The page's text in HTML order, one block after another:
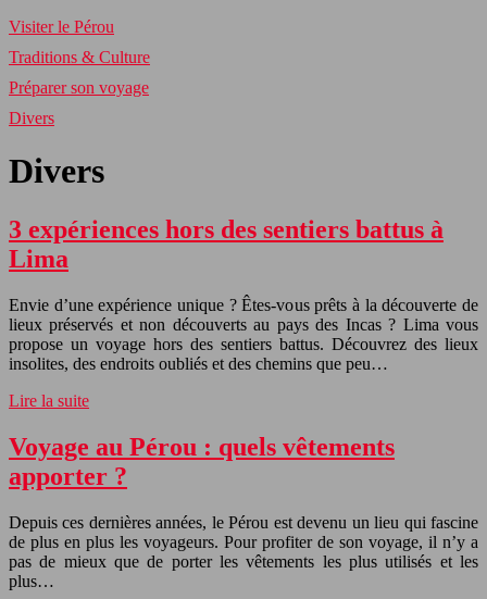
Visiter le Pérou
Traditions & Culture
Préparer son voyage
Divers
Divers
3 expériences hors des sentiers battus à
Lima
Envie d’une expérience unique ? Êtes-vous prêts à la découverte de
lieux préservés et non découverts au pays des Incas ? Lima vous
propose un voyage hors des sentiers battus. Découvrez des lieux
insolites, des endroits oubliés et des chemins que peu…
Lire la suite
Voyage au Pérou : quels vêtements
apporter ?
Depuis ces dernières années, le Pérou est devenu un lieu qui fascine
de plus en plus les voyageurs. Pour profiter de son voyage, il n’y a
pas de mieux que de porter les vêtements les plus utilisés et les
plus…